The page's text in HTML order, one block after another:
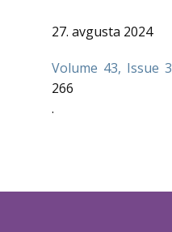
27. avgusta 2024
Volume 43, Issue 3
266
.